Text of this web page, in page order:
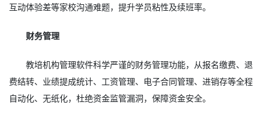
互动体验差等家校沟通难题，提升学员粘性及续班率。
财务管理
教培机构管理软件科学严谨的财务管理功能，从报名缴费、退
费结转、业绩提成统计、工资管理、电子合同管理、进销存等全程
自动化、无纸化，杜绝资金监管漏洞，保障资金安全。